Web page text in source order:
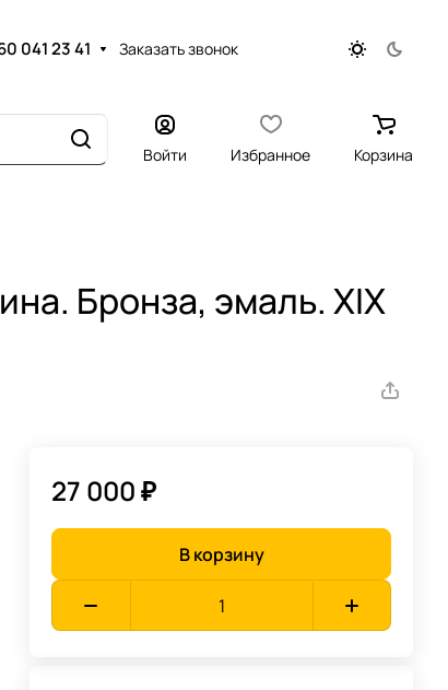
041 23 41 Заказать звонок
Войти Избранное Корзина
Бронза, эмаль. XIX
27 000 ₽
В корзину